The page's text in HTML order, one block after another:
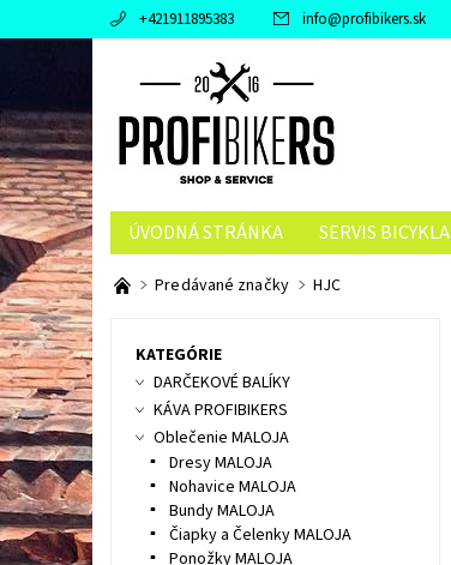
+421911895383 info@profibikers.sk
ÚVODNÁ STRÁNKA SERVIS BICYKLA
Predávané značky HJC
KATEGÓRIE
DARČEKOVÉ BALÍKY
KÁVA PROFIBIKERS
Oblečenie MALOJA
Dresy MALOJA
Nohavice MALOJA
Bundy MALOJA
Čiapky a Čelenky MALOJA
Ponožky MALOJA